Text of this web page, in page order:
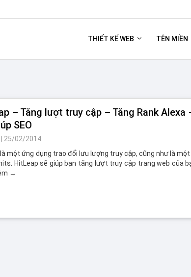
THIẾT KẾ WEB TÊN MIỀN
– Tăng lượt truy cập – Tăng Rank Alexa
SEO
25/02/2014
một ứng dụng trao đổi lưu lượng truy cập, cũng như là một
HitLeap sẽ giúp bạn tăng lượt truy cập trang web của
→